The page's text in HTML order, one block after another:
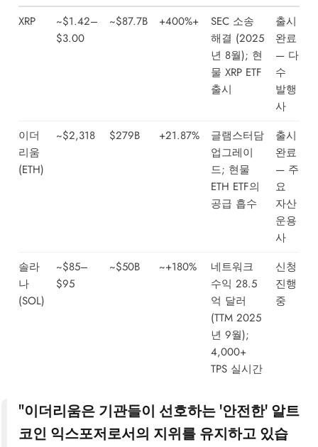
XRP
~$1.42–
$3.00
~$87.7B +400%+
SEC 소송
해결 (2025
년 8월); 현
물 XRP ETF
출시
출시
완료
— 다
수
발행
사
이더
리움
(ETH)
~$2,318 $279B +21.87%
글램스터담
업그레이
드; 현물
ETH ETF의
공급 흡수
출시
완료
— 주
요
자산
운용
사
솔라
나
(SOL)
~$85–
$95
~$50B ~+180%
네트워크
수익 28.5
억 달러
(TTM 2025
년 9월);
4,000+
TPS 실시간
신청
진행
중
"이더리움은 기관들이 선호하는 '안전한' 알트
코인 익스포저로서의 지위를 유지하고 있습